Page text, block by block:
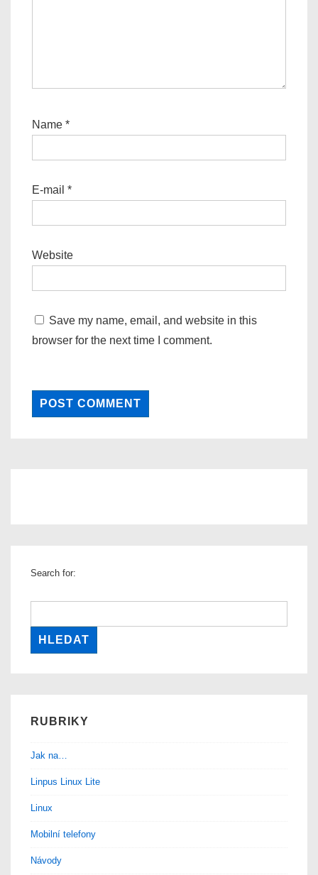
Name *
E-mail *
Website
Save my name, email, and website in this
browser for the next time I comment.
Search for:
RUBRIKY
Jak na…
Linpus Linux Lite
Linux
Mobilní telefony
Návody